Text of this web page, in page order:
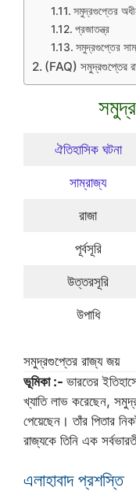
সমুদ্রগুপ্তের
প্রজাতন্ত্র
সমুদ্রগুপ্তের
(FAQ) সমুদ্রগুপ্তের
ঐতিহাসিক ঘটনা
সাম্রাজ্য
রাজা
পূর্বসূরি
উত্তরসূরি
উপাধি
সমুদ্রগুপ্তের রাজ্য জয়
ভূমিকা :- ভারতের
খ্যাতি লাভ করেছেন,
পেয়েছেন। তাঁর পিতার
রাজ্যকে তিনি এক
এলাহাবাদ প্রশস্তি